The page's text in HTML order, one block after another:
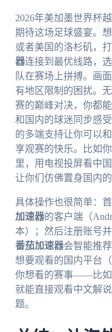
2026年美加墨世界杯
期待这场足球盛宴。
或者美国的洛杉矶，
器连接到最优线路，
队在赛场上拼搏。画
有地区限制的困扰。
赛的巅峰对决，你都
和国内的球迷同步感
的多端支持让你可以
享观赛的快乐。比如
里，用电视投屏看中
让你们仿佛置身国内的
具体操作也很简单：
加速器的客户端（
本）；然后注册账号
番茄加速器会智能推
想要观看的国内平台
你想看的赛事——比如
就能直接观看中文解
题。